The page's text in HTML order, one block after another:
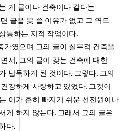
게 글이나 건축이나 같다는
글을 못 쓸 이유가 없고 그 역도
통하는 지적 작업이다.
가였으며 그의 글이 실무적 건축을
서, 그의 글이 갖는 건축에 대한
납득하게 된 것이다. 그렇다. 그의
강하게 사랑하고 있었다. 그것이
이가 흔히 빠지기 쉬운 선전원이나
게 하지 않는다. 그래서 그의 글은
다.